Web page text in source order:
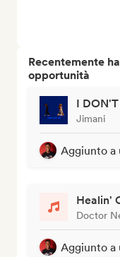
Recentemente
opportunità
I DON'T
Jimani
Aggiunto a
Healin'
Doctor
Aggiunto a